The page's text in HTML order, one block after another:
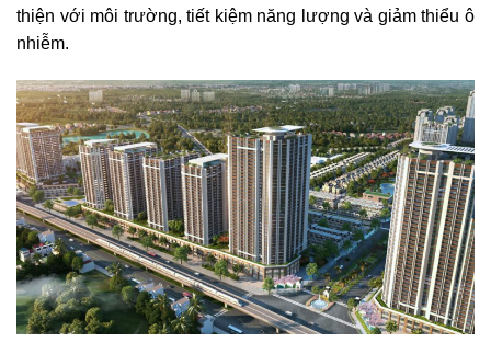
thiện với môi trường, tiết kiệm năng lượng và giảm thiểu ô
nhiễm.